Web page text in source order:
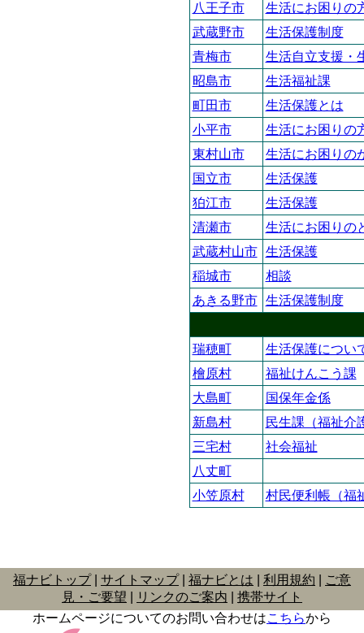
八王子市
生活にお困りの
武蔵野市
生活保護制度
青梅市
生活自立支援・
昭島市
生活福祉課
町田市
生活保護とは
小平市
生活にお困りの
東村山市
生活にお困りの
国立市
生活保護
狛江市
生活保護
清瀬市
生活にお困りの
武蔵村山市
生活保護
稲城市
相談
あきる野市
生活保護制度
瑞穂町
生活保護につい
檜原村
福祉けんこう課
大島町
国保年金係
新島村
民生課（福祉介
三宅村
社会福祉
八丈町
小笠原村
村民便利帳（福
福ナビトップ サイトマップ 福ナビとは 利用規約
ご意
見・ご要望
リンクのご案内
携帯サイト
ホームページについてのお問い合わせはこちらから